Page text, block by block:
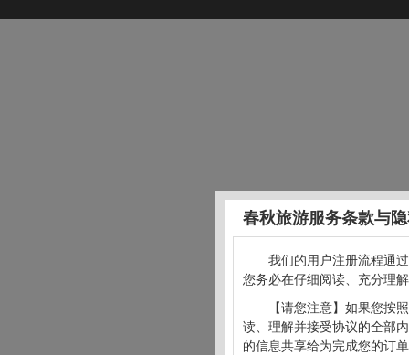
春秋旅游服务条款与
我们的用户注册流程通
您务必在仔细阅读、充分理
【请您注意】如果您按
读、理解并接受协议的全部
的信息共享给为完成您的订